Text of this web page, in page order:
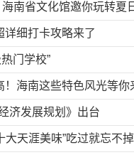
南省文化馆邀你玩转夏
详细打卡攻略来了
门学校”
！海南这些特色风光等你
济发展规划》出台
大天涯美味”吃过就忘不掉